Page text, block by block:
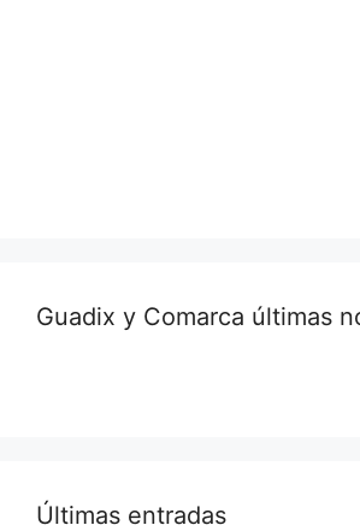
Guadix y Comarca últimas
Últimas entradas